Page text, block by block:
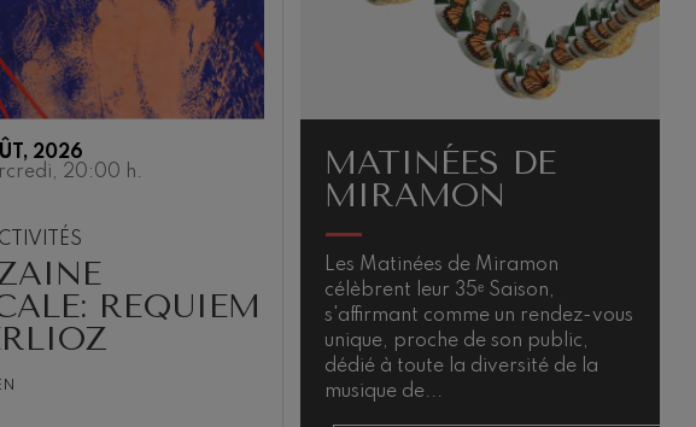
MATINÉES DE
MIRAMON
Les Matinées de Miramon
célèbrent leur 35ᵉ Saison,
s'affirmant comme un rendez-vous
unique, proche de son public,
dédié à toute la diversité de la
musique de...
2026
20:00 h.
REQUIEM